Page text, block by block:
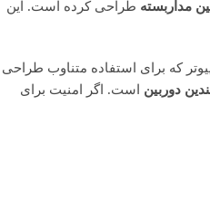
مداربسته طراحی کرده است. این
هاردهای معمولی کامپیوتر که برای استفاده متناوب طراحی
دوربین است. اگر امنیت برای